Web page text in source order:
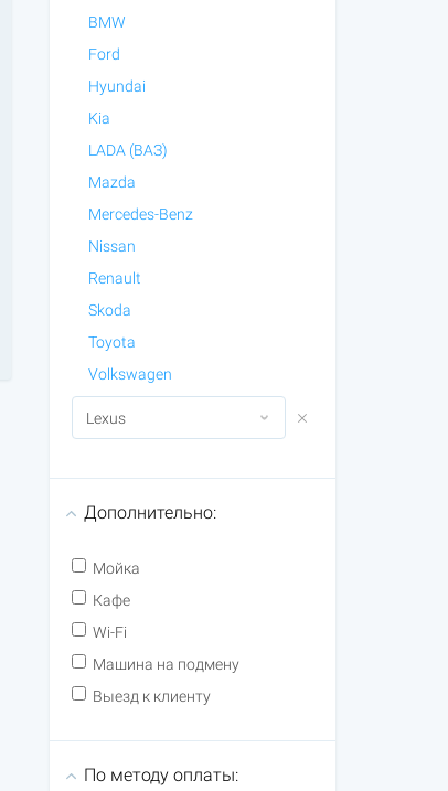
BMW
Ford
Hyundai
Kia
LADA (ВАЗ)
Mazda
Mercedes-Benz
Nissan
Renault
Skoda
Toyota
Volkswagen
Дополнительно:
Мойка
Кафе
Wi-Fi
Машина на подмену
Выезд к клиенту
По методу оплаты: